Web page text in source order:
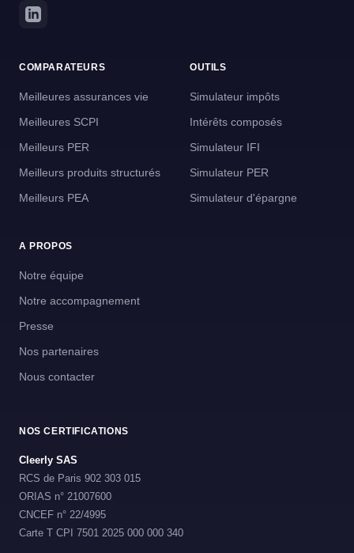
COMPARATEURS
Meilleures assurances vie
Meilleures SCPI
Meilleurs PER
Meilleurs produits structurés
Meilleurs PEA
OUTILS
Simulateur impôts
Intérêts composés
Simulateur IFI
Simulateur PER
Simulateur d'épargne
A PROPOS
Notre équipe
Notre accompagnement
Presse
Nos partenaires
Nous contacter
NOS CERTIFICATIONS
Cleerly SAS
RCS de Paris 902 303 015
ORIAS n° 21007600
CNCEF n° 22/4995
Carte T CPI 7501 2025 000 000 340